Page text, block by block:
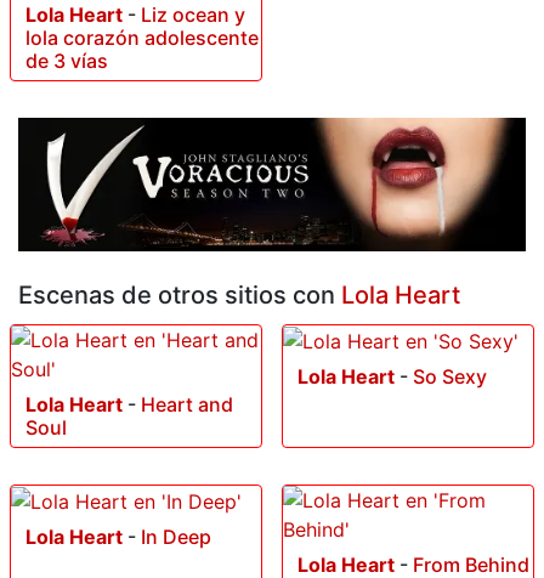
Lola Heart - Liz ocean y
lola corazón adolescente
de 3 vías
Escenas de otros sitios con Lola Heart
Lola Heart - Heart and
Soul
Lola Heart - So Sexy
Lola Heart - In Deep
Lola Heart - From Behind